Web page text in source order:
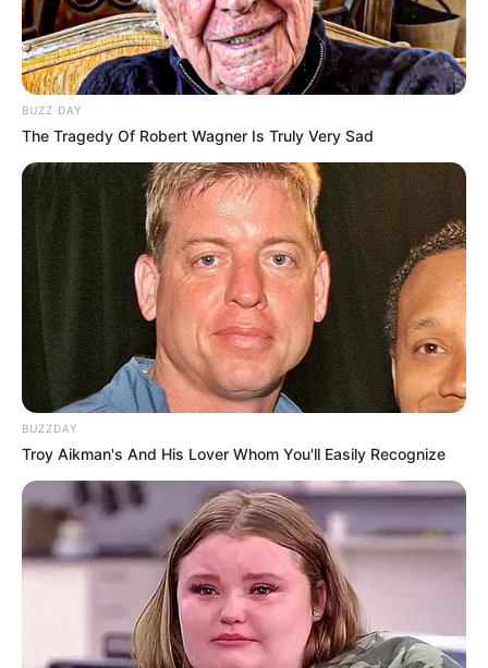
10 Desain Kanopi Tempat
Tidur, Serasa Beristirahat di
Kamar Raja
Tampil Lebih Modern, 7 Potret
Hasil Renovasi Rumah Berusia
90 Tahun
BUZZ DAY
The Tragedy Of Robert Wagner Is Truly Very Sad
BUZZDAY
Troy Aikman's And His Lover Whom You'll Easily Recognize